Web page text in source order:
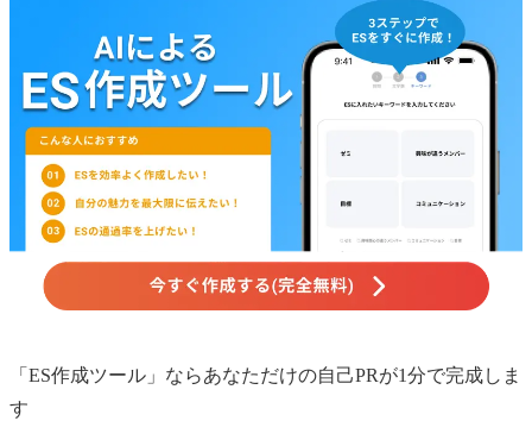
「ES作成ツール」ならあなただけの自己PRが1分で完成しま
す